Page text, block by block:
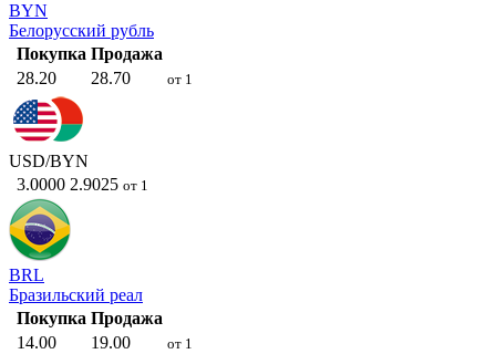
BYN
Белорусский рубль
Покупка Продажа
28.20
28.70 от 1
USD/BYN
3.0000 2.9025 от 1
BRL
Бразильский реал
Покупка Продажа
14.00
19.00 от 1